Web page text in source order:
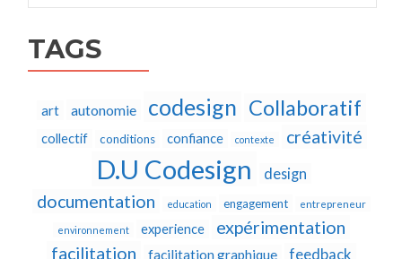
TAGS
art autonomie codesign Collaboratif
collectif conditions confiance contexte créativité
D.U Codesign design
documentation education engagement entrepreneur
environnement experience
expérimentation
facilitation
facilitation graphique feedback